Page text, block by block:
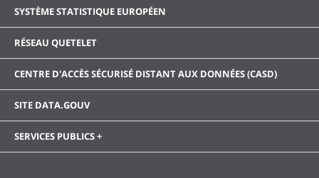
SYSTÈME STATISTIQUE EUROPÉEN
RÉSEAU QUETELET
CENTRE D'ACCÈS SÉCURISÉ DISTANT AUX DONNÉES (CASD)
SITE DATA.GOUV
SERVICES PUBLICS +